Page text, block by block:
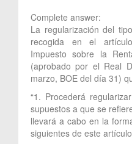
Complete answer:
La regularización del
recogida en el
Impuesto sobre la
(aprobado por el Real
marzo, BOE del día 31)
“1. Procederá
supuestos a que se
llevará a cabo en la
siguientes de este